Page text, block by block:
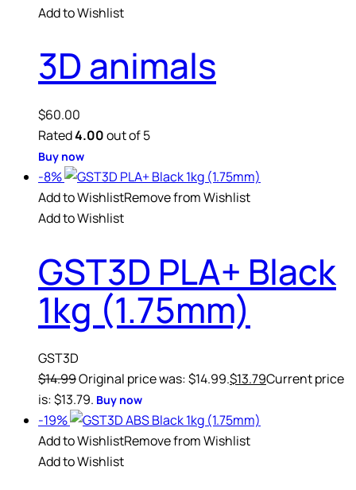
Add to Wishlist
3D animals
$60.00
Rated4.00out of 5
Buy now
-8%
Add to WishlistRemove from Wishlist
Add to Wishlist
GST3D PLA+ Black
1kg (1.75mm)
GST3D
$14.99Original price was: $14.99.$13.79Current price
is: $13.79. Buy now
-19%
Add to WishlistRemove from Wishlist
Add to Wishlist